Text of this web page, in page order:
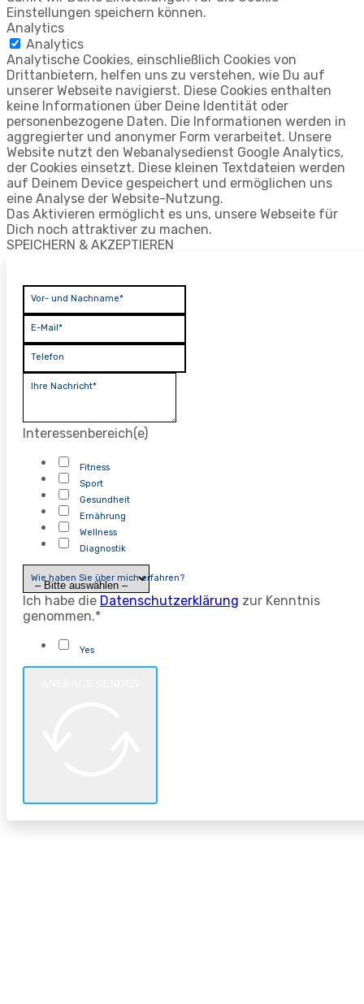
Einstellungen speichern können.
Analytics
Analytics
Analytische Cookies, einschließlich Cookies von
Drittanbietern, helfen uns zu verstehen, wie Du auf
unserer Webseite navigierst. Diese Cookies enthalten
keine Informationen über Deine Identität oder
personenbezogene Daten. Die Informationen werden in
aggregierter und anonymer Form verarbeitet. Unsere
Website nutzt den Webanalysedienst Google Analytics,
der Cookies einsetzt. Diese kleinen Textdateien werden
auf Deinem Device gespeichert und ermöglichen uns
eine Analyse der Website-Nutzung.
Das Aktivieren ermöglicht es uns, unsere Webseite für
Dich noch attraktiver zu machen.
SPEICHERN & AKZEPTIEREN
Vor- und Nachname*
E-Mail*
Telefon
Ihre Nachricht*
Interessenbereich(e)
Fitness
Sport
Gesundheit
Ernährung
Wellness
Diagnostik
Wie haben Sie über mich erfahren?
Ich habe die Datenschutzerklärung zur Kenntnis
genommen.*
Yes